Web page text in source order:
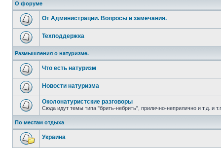
О форуме
От Администрации. Вопросы и замечания.
Техподдержка
Размышления о натуризме.
Что есть натуризм
Новости натуризма
Околонатуристские разговоры
Сюда идут темы типа "брить-небрить", прилично-неприлично и т.д. и
По местам отдыха
Украина